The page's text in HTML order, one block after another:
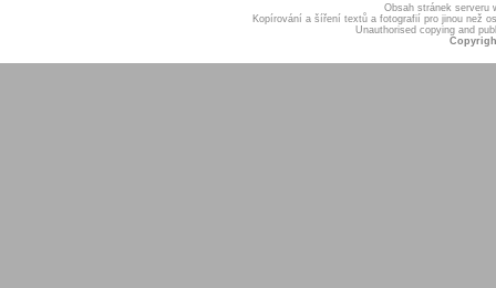
Obsah stránek serveru
Kopírování a šíření textů a fotografií pro jinou než
Unauthorised copying and